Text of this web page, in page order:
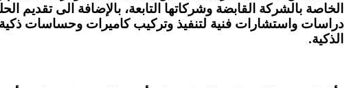
الخاصة بالشركة القابضة وشركاتها التابعة، بالإضافة الى
دراسات واستشارات فنية لتنفيذ وتركيب كاميرات وحساسات
الذكية.